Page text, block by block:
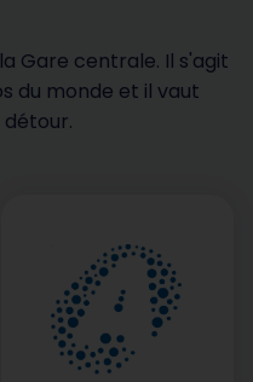
Gare centrale. Il s'agit
du monde et il vaut